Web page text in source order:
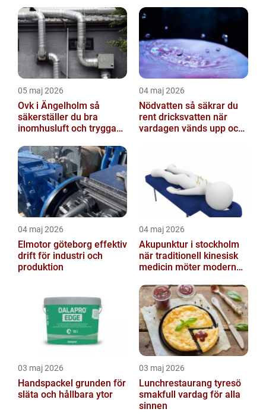
05 maj 2026
Ovk i Ängelholm så
säkerställer du bra
inomhusluft och trygga
04 maj 2026
Nödvatten så säkrar du
rent dricksvatten när
vardagen vänds upp och
04 maj 2026
Elmotor göteborg effektiv
drift för industri och
produktion
04 maj 2026
Akupunktur i stockholm
när traditionell kinesisk
medicin möter modern
03 maj 2026
Handspackel grunden för
släta och hållbara ytor
03 maj 2026
Lunchrestaurang tyresö
smakfull vardag för alla
sinnen